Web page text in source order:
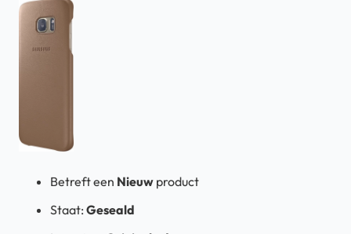
Betreft een Nieuw product
Staat: Geseald